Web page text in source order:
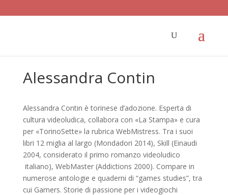
Alessandra Contin
Alessandra Contin è torinese d’adozione. Esperta di
cultura videoludica, collabora con «La Stampa» e cura
per «TorinoSette» la rubrica WebMistress. Tra i suoi
libri 12 miglia al largo (Mondadori 2014), Skill (Einaudi
2004, considerato il primo romanzo videoludico
italiano), WebMaster (Addictions 2000). Compare in
numerose antologie e quaderni di “games studies”, tra
cui Gamers. Storie di passione per i videogiochi